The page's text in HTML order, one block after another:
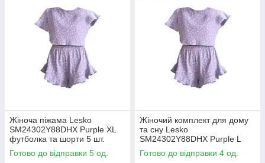
Жіноча піжама Lesko
SM24302Y88DHX Purple XL
футболка та шорти 5 шт.
Готово до відправки 5 од.
Жіночий комплект для дому
та сну Lesko
SM24302Y88DHX Purple L
футболка та шорти жіноча
піжама 5 шт.
Готово до відправки 4 од.